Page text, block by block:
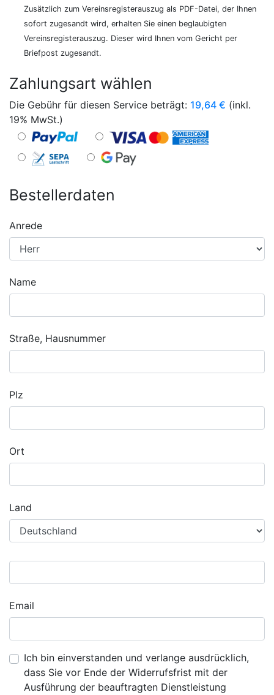
Zusätzlich zum Vereinsregisterauszug als PDF-Datei, der Ihnen
sofort zugesandt wird, erhalten Sie einen beglaubigten
Vereinsregisterauszug. Dieser wird Ihnen vom Gericht per
Briefpost zugesandt.
Zahlungsart wählen
Die Gebühr für diesen Service beträgt: 19,64 € (inkl.
19% MwSt.)
Bestellerdaten
Anrede
Name
Straße, Hausnummer
Plz
Ort
Land
Email
Ich bin einverstanden und verlange ausdrücklich,
dass Sie vor Ende der Widerrufsfrist mit der
Ausführung der beauftragten Dienstleistung